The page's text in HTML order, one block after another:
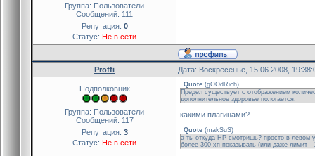
Группа: Пользователи
Сообщений: 111
Репутация: 0
Статус: Не в сети
Proffi Дата: Воскресенье, 15.06.2008,
Подполковник
Группа: Пользователи
Сообщений: 117
Репутация: 3
Статус: Не в сети
Quote (gOOdRich)
Предел существует с отображением
дополнительное здоровье пологается.
какими плагинами?
Quote (makSuS)
а ты откуда HP смотришь? просто в левом
более 300 хп показывать (или даже лимит -